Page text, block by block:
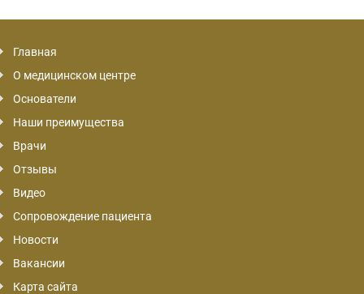
Главная
О медицинском центре
Основатели
Наши преимущества
Врачи
Отзывы
Видео
Сопровождение пациента
Новости
Вакансии
Карта сайта